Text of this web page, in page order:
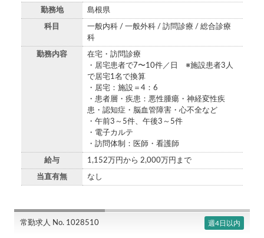
勤務地 島根県
科目
一般内科 / 一般外科 / 訪問診療 / 総合診療
科
勤務内容
在宅・訪問診療
・居宅患者で7〜10件／日 ※施設患者3人
で居宅1名で換算
・居宅：施設＝4：6
・患者層・疾患：悪性腫瘍・神経変性疾
患・認知症・脳血管障害・心不全など
・午前3～5件、午後3～5件
・電子カルテ
・訪問体制：医師・看護師
給与 1,152万円から 2,000万円まで
当直有無 なし
常勤求人 No. 1028510 週4日以内